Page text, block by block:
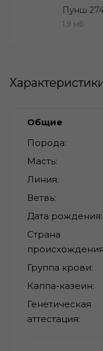
Пунш
1,9 мб
Общие
Порода
Масть
Линия
Ветвь
Дата рождения
Страна
происхождения
Группа крови
Каппа-казеин
Генетическая
аттестация